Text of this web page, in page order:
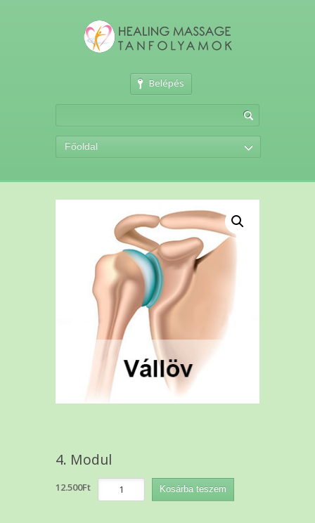
Belépés
Főoldal
4. Modul
12.500Ft
4.
Modul
Kosárba teszem